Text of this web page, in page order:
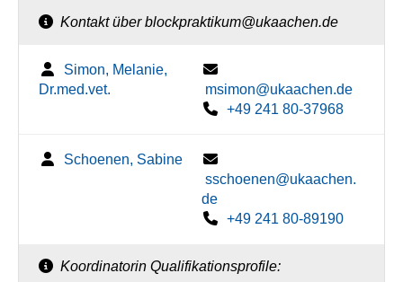
Kontakt über blockpraktikum@ukaachen.de
Simon, Melanie,
Dr.med.vet.
msimon@ukaachen.de
+49 241 80-37968
Schoenen, Sabine
sschoenen@ukaachen.
de
+49 241 80-89190
Koordinatorin Qualifikationsprofile: